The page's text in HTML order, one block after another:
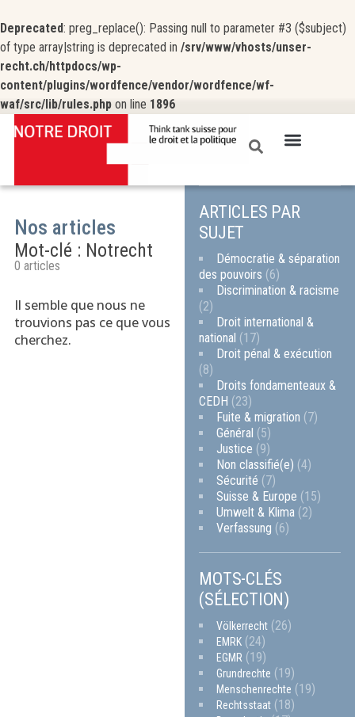
Deprecated: preg_replace(): Passing null to parameter #3 ($subject)
of type array|string is deprecated in /srv/www/vhosts/unser-
recht.ch/httpdocs/wp-
content/plugins/wordfence/vendor/wordfence/wf-
waf/src/lib/rules.php on line 1896
Nos articles
Mot-clé : Notrecht
0 articles
Il semble que nous ne
trouvions pas ce que vous
cherchez.
ARTICLES PAR
SUJET
Démocratie & séparation
des pouvoirs (6)
Discrimination & racisme
(2)
Droit international &
national (17)
Droit pénal & exécution
(8)
Droits fondamenteaux &
CEDH (23)
Fuite & migration (7)
Général (5)
Justice (9)
Non classifié(e) (4)
Sécurité (7)
Suisse & Europe (15)
Umwelt & Klima (2)
Verfassung (6)
MOTS-CLÉS
(SÉLECTION)
Völkerrecht (26)
EMRK (24)
EGMR (19)
Grundrechte (19)
Menschenrechte (19)
Rechtsstaat (18)